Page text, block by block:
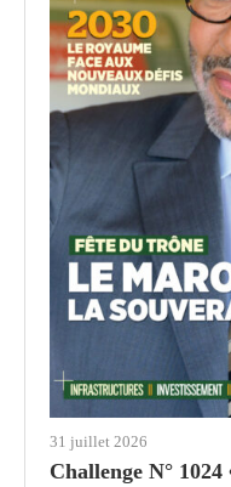
31 juillet 2026
Challenge N°